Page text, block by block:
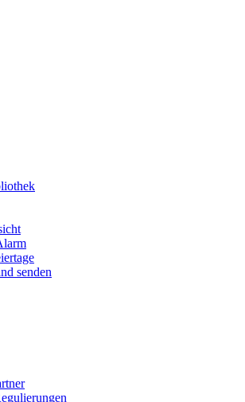
senden